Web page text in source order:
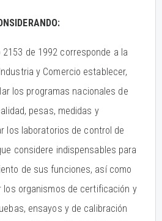
de 1992 corresponde a la
y Comercio establecer,
los programas nacionales de
pesas, medidas y
los laboratorios de control de
considere indispensables para
de sus funciones, así como
los organismos de certificación y
ensayos y de calibración